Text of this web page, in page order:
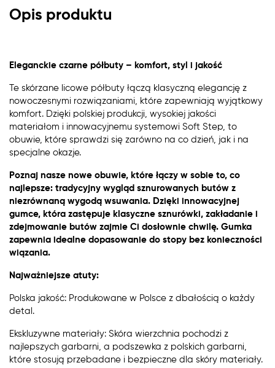
Opis produktu
Eleganckie czarne półbuty – komfort, styl i jakość
Te skórzane licowe półbuty łączą klasyczną elegancję z
nowoczesnymi rozwiązaniami, które zapewniają wyjątkowy
komfort. Dzięki polskiej produkcji, wysokiej jakości
materiałom i innowacyjnemu systemowi Soft Step, to
obuwie, które sprawdzi się zarówno na co dzień, jak i na
specjalne okazje.
Poznaj nasze nowe obuwie, które łączy w sobie to, co
najlepsze: tradycyjny wygląd sznurowanych butów z
niezrównaną wygodą wsuwania. Dzięki innowacyjnej
gumce, która zastępuje klasyczne sznurówki, zakładanie i
zdejmowanie butów zajmie Ci dosłownie chwilę. Gumka
zapewnia idealne dopasowanie do stopy bez konieczności
wiązania.
Najważniejsze atuty:
Polska jakość: Produkowane w Polsce z dbałością o każdy
detal.
Ekskluzywne materiały: Skóra wierzchnia pochodzi z
najlepszych garbarni, a podszewka z polskich garbarni,
które stosują przebadane i bezpieczne dla skóry materiały.